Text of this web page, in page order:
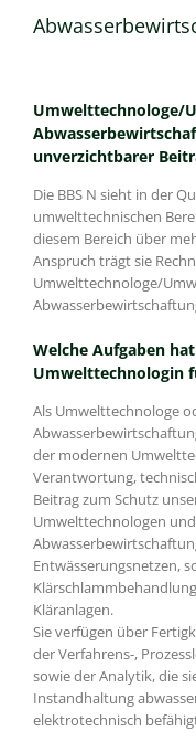
unverzichtbarer
Die BBS N sieht in der
umwelttechnischen
diesem Bereich über
Anspruch trägt sie
Umwelttechnologe/
Welche Aufgaben
Umwelttechnologin
Als Umwelttechnologe
der modernen
Verantwortung,
Beitrag zum Schutz
Umwelttechnologen
Entwässerungsnetzen,
Kläranlagen.
Sie verfügen über
der Verfahrens-,
sowie der Analytik, die
Instandhaltung
elektrotechnisch